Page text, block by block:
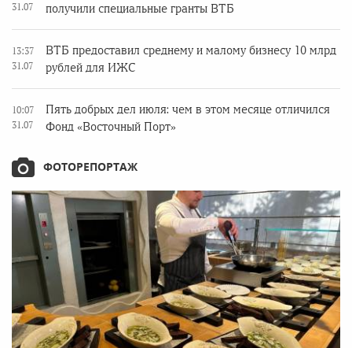
31.07
получили специальные гранты ВТБ
13:37
31.07
ВТБ предоставил среднему и малому бизнесу 10 млрд
рублей для ИЖС
10:07
31.07
Пять добрых дел июля: чем в этом месяце отличился
Фонд «Восточный Порт»
ФОТОРЕПОРТАЖ